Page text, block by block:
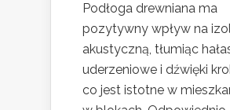
Podłoga drewniana ma
pozytywny wpływ na
akustyczną, tłumiąc
uderzeniowe i dźwięki
co jest istotne w